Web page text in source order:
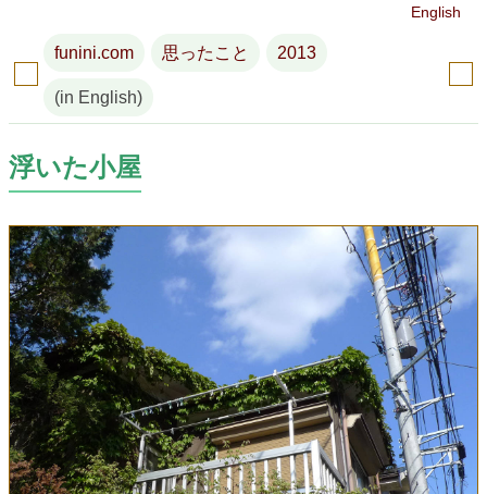
English
funini.com 思ったこと 2013
(in English)
浮いた小屋